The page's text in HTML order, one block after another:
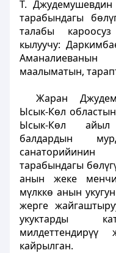
Т.
тарабындагы
талабы
кылуучу:
маалыматын,
Жаран
Ысык-Көл
Ысык-Көл айыл
балдардын
тарабындагы
анын жеке
мүлккө анын
жерге
укуктарды
кайрылган.